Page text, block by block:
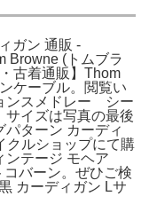
ガン 通販 -
Browne (トムブラ
古着通販】Thom
ケーブル。閲覧い
ンスメドレー シー
イズは写真の最後
ターン カーディ
クルショップにて購
ンテージ モヘア
バーン。ぜひご検
カーディガン Lサ